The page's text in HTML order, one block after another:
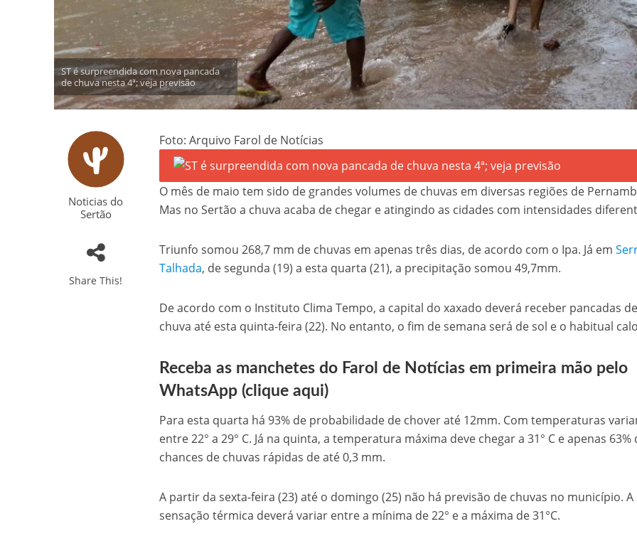
ST é surpreendida com nova pancada
de chuva nesta 4ª; veja previsão
Noticias do
Sertão
Share This!
Foto: Arquivo Farol de Notícias
O mês de maio tem sido de grandes volumes de chuvas em diversas regiões de
Mas no Sertão a chuva acaba de chegar e atingindo as cidades com intensidades
Triunfo somou 268,7 mm de chuvas em apenas três dias, de acordo com o Ipa. Já em
Talhada, de segunda (19) a esta quarta (21), a precipitação somou 49,7mm.
De acordo com o Instituto Clima Tempo, a capital do xaxado deverá receber pancadas
chuva até esta quinta-feira (22). No entanto, o fim de semana será de sol e o habitual
Receba as manchetes do Farol de Notícias em primeira mão pelo
WhatsApp (clique aqui)
Para esta quarta há 93% de probabilidade de chover até 12mm. Com temperaturas
entre 22° a 29° C. Já na quinta, a temperatura máxima deve chegar a 31° C e apenas 63%
chances de chuvas rápidas de até 0,3 mm.
A partir da sexta-feira (23) até o domingo (25) não há previsão de chuvas no município. A
sensação térmica deverá variar entre a mínima de 22° e a máxima de 31°C.